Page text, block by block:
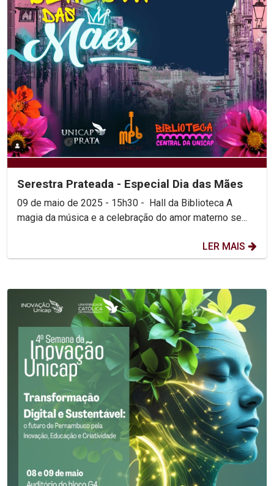
Serestra Prateada - Especial Dia das Mães
09 de maio de 2025 - 15h30 - Hall da Biblioteca A
magia da música e a celebração do amor materno se...
LER MAIS